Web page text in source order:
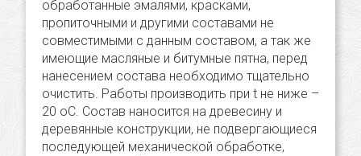
обработанные эмалями, красками,
пропиточными и другими составами не
совместимыми с данным составом, а так же
имеющие масляные и битумные пятна, перед
нанесением состава необходимо тщательно
очистить. Работы производить при t не ниже –
20 оС. Состав наносится на древесину и
деревянные конструкции, не подвергающиеся
последующей механической обработке,